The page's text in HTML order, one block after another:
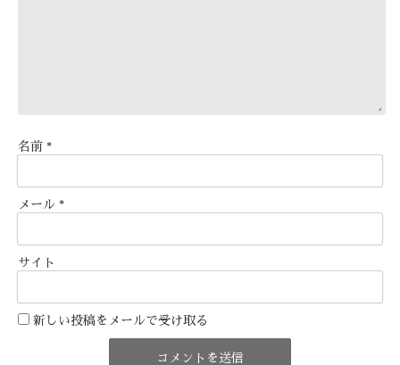
名前 *
メール *
サイト
新しい投稿をメールで受け取る